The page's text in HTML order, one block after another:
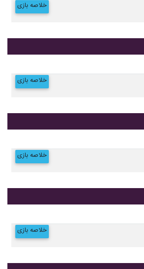
خلاصه بازی
خلاصه بازی
خلاصه بازی
خلاصه بازی